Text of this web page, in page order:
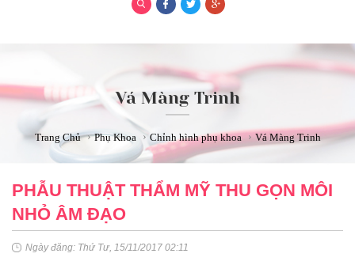
Vá Màng Trinh
Trang Chủ › Phụ Khoa › Chỉnh hình phụ khoa › Vá Màng Trinh
PHẪU THUẬT THẨM MỸ THU GỌN MÔI
NHỎ ÂM ĐẠO
Ngày đăng: Thứ Tư, 15/11/2017 02:11